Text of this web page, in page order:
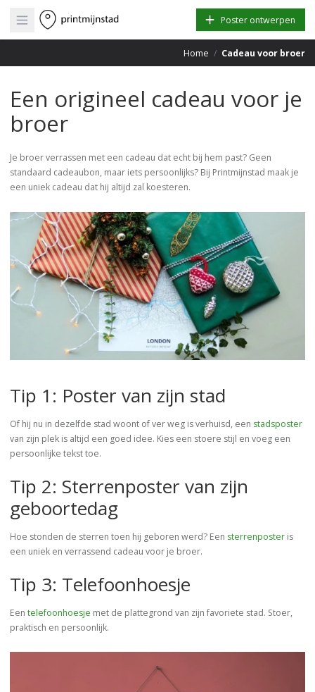
Open main menu Poster ontwerpen
Home / Cadeau voor broer
Een origineel cadeau voor je
broer
Je broer verrassen met een cadeau dat echt bij hem past? Geen
standaard cadeaubon, maar iets persoonlijks? Bij Printmijnstad maak je
een uniek cadeau dat hij altijd zal koesteren.
Tip 1: Poster van zijn stad
Of hij nu in dezelfde stad woont of ver weg is verhuisd, een stadsposter
van zijn plek is altijd een goed idee. Kies een stoere stijl en voeg een
persoonlijke tekst toe.
Tip 2: Sterrenposter van zijn
geboortedag
Hoe stonden de sterren toen hij geboren werd? Een sterrenposter is
een uniek en verrassend cadeau voor je broer.
Tip 3: Telefoonhoesje
Een telefoonhoesje met de plattegrond van zijn favoriete stad. Stoer,
praktisch en persoonlijk.